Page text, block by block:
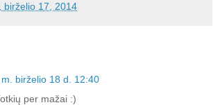
birželio 17, 2014
birželio 18 d. 12:40
per mažai :)